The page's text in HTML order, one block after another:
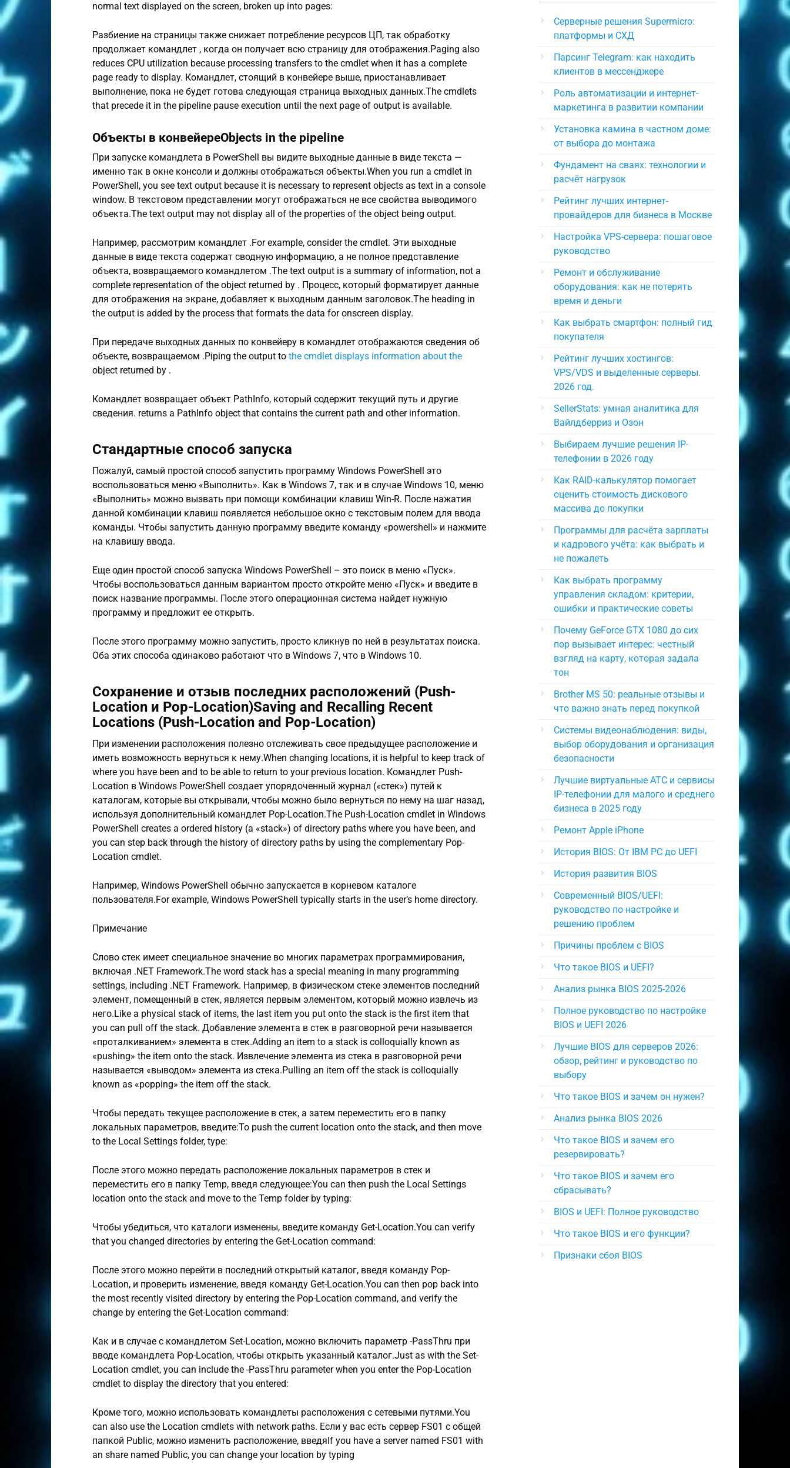
normal text displayed on the screen, broken up into pages:
Разбиение на страницы также снижает потребление ресурсов ЦП, так обработку
продолжает командлет , когда он получает всю страницу для отображения.Paging also
reduces CPU utilization because processing transfers to the cmdlet when it has a complete
page ready to display. Командлет, стоящий в конвейере выше, приостанавливает
выполнение, пока не будет готова следующая страница выходных данных.The cmdlets
that precede it in the pipeline pause execution until the next page of output is available.
Объекты в конвейереObjects in the pipeline
При запуске командлета в PowerShell вы видите выходные данные в виде текста —
именно так в окне консоли и должны отображаться объекты.When you run a cmdlet in
PowerShell, you see text output because it is necessary to represent objects as text in a console
window. В текстовом представлении могут отображаться не все свойства выводимого
объекта.The text output may not display all of the properties of the object being output.
Например, рассмотрим командлет .For example, consider the cmdlet. Эти выходные
данные в виде текста содержат сводную информацию, а не полное представление
объекта, возвращаемого командлетом .The text output is a summary of information, not a
complete representation of the object returned by . Процесс, который форматирует данные
для отображения на экране, добавляет к выходным данным заголовок.The heading in
the output is added by the process that formats the data for onscreen display.
При передаче выходных данных по конвейеру в командлет отображаются сведения об
объекте, возвращаемом .Piping the output to the cmdlet displays information about the
object returned by .
Командлет возвращает объект PathInfo, который содержит текущий путь и другие
сведения. returns a PathInfo object that contains the current path and other information.
Стандартные способ запуска
Пожалуй, самый простой способ запустить программу Windows PowerShell это
воспользоваться меню «Выполнить». Как в Windows 7, так и в случае Windows 10, меню
«Выполнить» можно вызвать при помощи комбинации клавиш Win-R. После нажатия
данной комбинации клавиш появляется небольшое окно с текстовым полем для ввода
команды. Чтобы запустить данную программу введите команду «powershell» и нажмите
на клавишу ввода.
Еще один простой способ запуска Windows PowerShell – это поиск в меню «Пуск».
Чтобы воспользоваться данным вариантом просто откройте меню «Пуск» и введите в
поиск название программы. После этого операционная система найдет нужную
программу и предложит ее открыть.
После этого программу можно запустить, просто кликнув по ней в результатах поиска.
Оба этих способа одинаково работают что в Windows 7, что в Windows 10.
Сохранение и отзыв последних расположений (Push-
Location и Pop-Location)Saving and Recalling Recent
Locations (Push-Location and Pop-Location)
При изменении расположения полезно отслеживать свое предыдущее расположение и
иметь возможность вернуться к нему.When changing locations, it is helpful to keep track of
where you have been and to be able to return to your previous location. Командлет Push-
Location в Windows PowerShell создает упорядоченный журнал («стек») путей к
каталогам, которые вы открывали, чтобы можно было вернуться по нему на шаг назад,
используя дополнительный командлет Pop-Location.The Push-Location cmdlet in Windows
PowerShell creates a ordered history (a «stack») of directory paths where you have been, and
you can step back through the history of directory paths by using the complementary Pop-
Location cmdlet.
Например, Windows PowerShell обычно запускается в корневом каталоге
пользователя.For example, Windows PowerShell typically starts in the user’s home directory.
Примечание
Слово стек имеет специальное значение во многих параметрах программирования,
включая .NET Framework.The word stack has a special meaning in many programming
settings, including .NET Framework. Например, в физическом стеке элементов последний
элемент, помещенный в стек, является первым элементом, который можно извлечь из
него.Like a physical stack of items, the last item you put onto the stack is the first item that
you can pull off the stack. Добавление элемента в стек в разговорной речи называется
«проталкиванием» элемента в стек.Adding an item to a stack is colloquially known as
«pushing» the item onto the stack. Извлечение элемента из стека в разговорной речи
называется «выводом» элемента из стека.Pulling an item off the stack is colloquially
known as «popping» the item off the stack.
Чтобы передать текущее расположение в стек, а затем переместить его в папку
локальных параметров, введите:To push the current location onto the stack, and then move
to the Local Settings folder, type:
После этого можно передать расположение локальных параметров в стек и
переместить его в папку Temp, введя следующее:You can then push the Local Settings
location onto the stack and move to the Temp folder by typing:
Чтобы убедиться, что каталоги изменены, введите команду Get-Location.You can verify
that you changed directories by entering the Get-Location command:
После этого можно перейти в последний открытый каталог, введя команду Pop-
Location, и проверить изменение, введя команду Get-Location.You can then pop back into
the most recently visited directory by entering the Pop-Location command, and verify the
change by entering the Get-Location command:
Как и в случае с командлетом Set-Location, можно включить параметр -PassThru при
вводе командлета Pop-Location, чтобы открыть указанный каталог.Just as with the Set-
Location cmdlet, you can include the -PassThru parameter when you enter the Pop-Location
cmdlet to display the directory that you entered:
Кроме того, можно использовать командлеты расположения с сетевыми путями.You
can also use the Location cmdlets with network paths. Если у вас есть сервер FS01 с общей
папкой Public, можно изменить расположение, введяIf you have a server named FS01 with
an share named Public, you can change your location by typing
Серверные решения Supermicro:
платформы и СХД
Парсинг Telegram: как находить
клиентов в мессенджере
Роль автоматизации и интернет-
маркетинга в развитии компании
Установка камина в частном доме:
от выбора до монтажа
Фундамент на сваях: технологии и
расчёт нагрузок
Рейтинг лучших интернет-
провайдеров для бизнеса в Москве
Настройка VPS-сервера: пошаговое
руководство
Ремонт и обслуживание
оборудования: как не потерять
время и деньги
Как выбрать смартфон: полный гид
покупателя
Рейтинг лучших хостингов:
VPS/VDS и выделенные серверы.
2026 год.
SellerStats: умная аналитика для
Вайлдберриз и Озон
Выбираем лучшие решения IP-
телефонии в 2026 году
Как RAID-калькулятор помогает
оценить стоимость дискового
массива до покупки
Программы для расчёта зарплаты
и кадрового учёта: как выбрать и
не пожалеть
Как выбрать программу
управления складом: критерии,
ошибки и практические советы
Почему GeForce GTX 1080 до сих
пор вызывает интерес: честный
взгляд на карту, которая задала
тон
Brother MS 50: реальные отзывы и
что важно знать перед покупкой
Системы видеонаблюдения: виды,
выбор оборудования и организация
безопасности
Лучшие виртуальные АТС и сервисы
IP-телефонии для малого и среднего
бизнеса в 2025 году
Ремонт Apple iPhone
История BIOS: От IBM PC до UEFI
История развития BIOS
Современный BIOS/UEFI:
руководство по настройке и
решению проблем
Причины проблем с BIOS
Что такое BIOS и UEFI?
Анализ рынка BIOS 2025-2026
Полное руководство по настройке
BIOS и UEFI 2026
Лучшие BIOS для серверов 2026:
обзор, рейтинг и руководство по
выбору
Что такое BIOS и зачем он нужен?
Анализ рынка BIOS 2026
Что такое BIOS и зачем его
резервировать?
Что такое BIOS и зачем его
сбрасывать?
BIOS и UEFI: Полное руководство
Что такое BIOS и его функции?
Признаки сбоя BIOS